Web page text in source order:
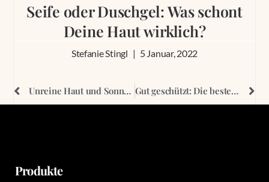
Seife oder Duschgel: Was schont
Deine Haut wirklich?
Stefanie Stingl 5 Januar, 2022
Unreine Haut und Sonne: Einfluss von Sonnenlicht auf Akne und Co. Gut geschützt: Die besten Tipps für eine starke Hautbarriere
Produkte